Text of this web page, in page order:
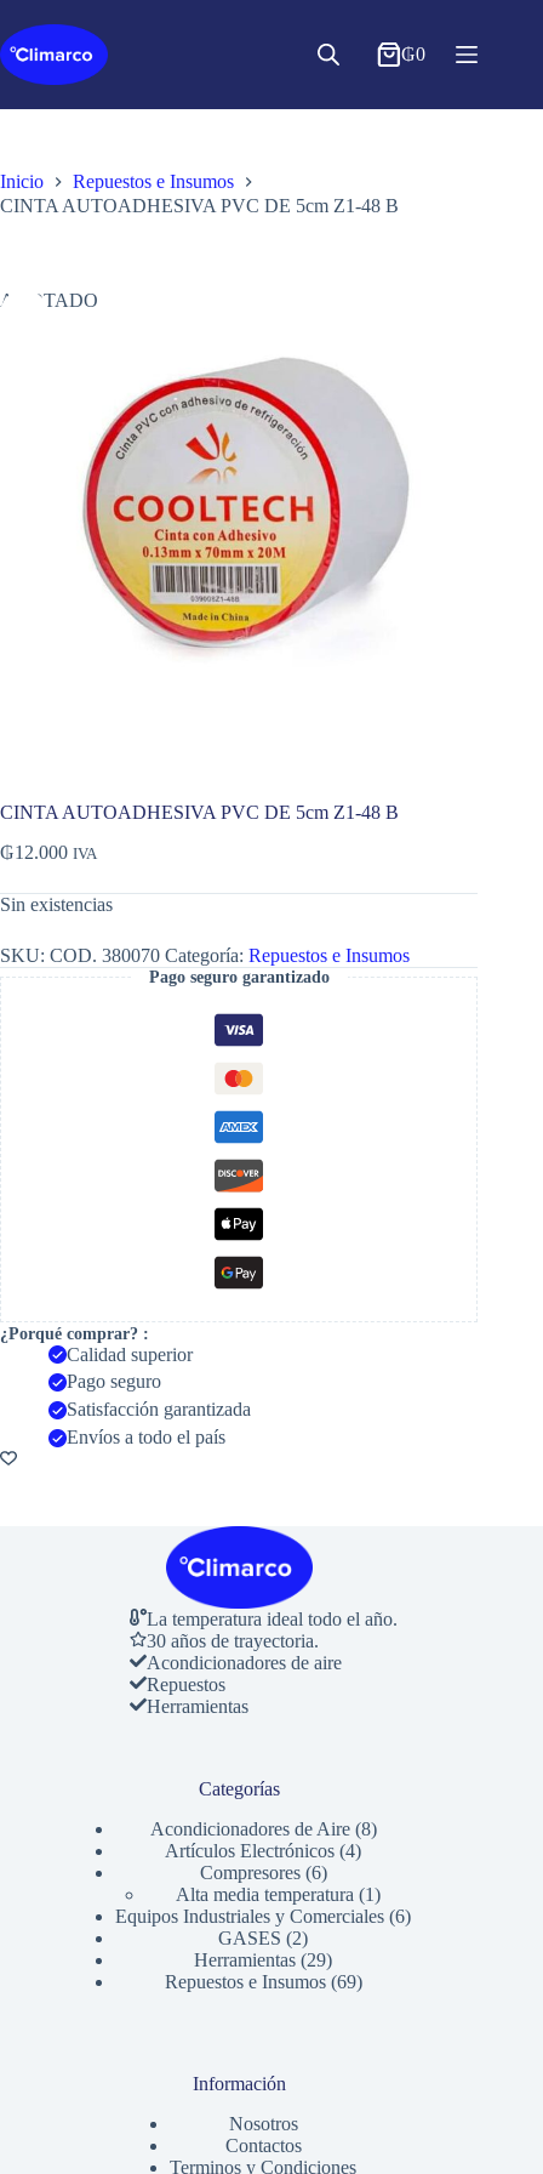
al
contenido
₲0
Inicio
Repuestos e Insumos
CINTA AUTOADHESIVA PVC DE 5cm Z1-48 B
AGOTADO
CINTA AUTOADHESIVA PVC DE 5cm Z1-48 B
₲12.000 IVA
Sin existencias
SKU: COD. 380070 Categoría: Repuestos e Insumos
Pago seguro garantizado
¿Porqué comprar? :
Calidad superior
Pago seguro
Satisfacción garantizada
Envíos a todo el país
La temperatura ideal todo el año.
30 años de trayectoria.
Acondicionadores de aire
Repuestos
Herramientas
Categorías
Acondicionadores de Aire 88
Artículos Electrónicos 44
Compresores 66
productos
Alta media temperatura 11
producto
Equipos Industriales y Comerciales 66
GASES 22
productos
Herramientas 2929
productos
Repuestos e Insumos 6969
Información
Nosotros
Contactos
Terminos y Condiciones